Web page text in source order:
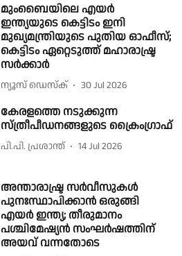
മുംബൈയിലെ എയർ
ഇന്ത്യയുടെ കെട്ടിടം ഇനി
മുഖ്യമന്ത്രിയുടെ പുതിയ ഓഫീസ്;
കെട്ടിടം ഏറ്റെടുത്ത് മഹാരാഷ്ട്ര
സർക്കാർ
ന്യൂസ് ഡെസ്ക് 30 Jul 2026
കേരളത്തെ നടുക്കുന്ന
സ്ത്രീപീഡനങ്ങളുടെ ക്രൈംഗ്രാഫ്
പി.പി. പ്രശാന്ത് 14 Jul 2026
അന്താരാഷ്ട്ര സർവീസുകൾ
പുനഃസ്ഥാപിക്കാൻ ഒരുങ്ങി
എയർ ഇന്ത്യ; തീരുമാനം
പശ്ചിമേഷ്യൻ സംഘർഷത്തിന്
അയവ് വന്നതോടെ